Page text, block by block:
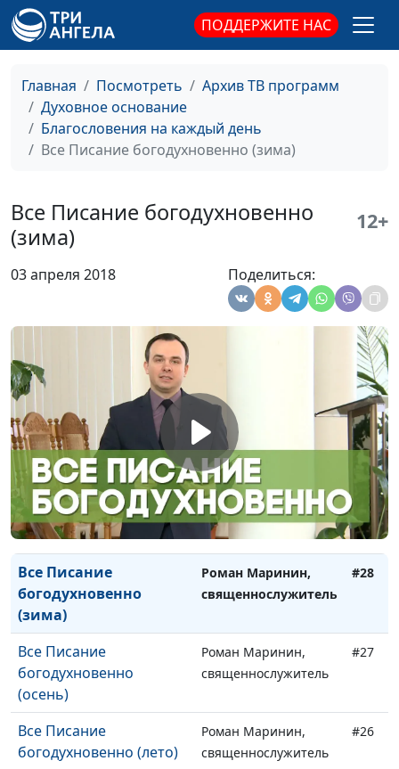
ПОДДЕРЖИТЕ НАС
Главная Посмотреть
Архив ТВ программ
Духовное основание
Благословения на каждый день
Все Писание богодухновенно (зима)
Все Писание богодухновенно
(зима)
12+
03 апреля 2018 Поделиться:
Богобоязненное житие
(зима)
Роман Маринин,
#36
Богобоязненное житие
(осень)
Роман Маринин,
Богобоязненное житие
(лето)
Роман Маринин,
священнослужитель
(весна)
священнослужитель
Слово Твое -
светильник ноге моей
священнослужитель
светильник ноге моей
(осень)
#31
Слово Твое -
светильник ноге моей
(лето)
Роман Маринин,
священнослужитель
#30
Слово Твое -
светильник ноге моей
(весна)
Роман Маринин,
священнослужитель
#29
Все Писание
богодухновенно
(зима)
Роман Маринин,
священнослужитель
#28
Все Писание
богодухновенно
(осень)
Роман Маринин,
священнослужитель
#27
Все Писание
богодухновенно (лето)
Роман Маринин,
священнослужитель
#26